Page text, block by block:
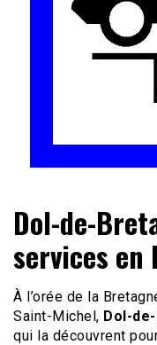
Camping-
Dol-de-
services
À l’orée de la
Saint-Michel, Dol-
qui la découvrent